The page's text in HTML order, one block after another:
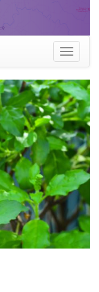
Toggle